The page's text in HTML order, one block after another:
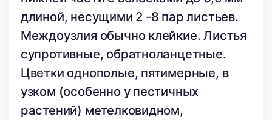
длиной, несущими 2 -8 пар листьев.
Междоузлия обычно клейкие. Листья
супротивные, обратноланцетные.
Цветки однополые, пятимерные, в
узком (особенно у пестичных
растений) метелковидном,